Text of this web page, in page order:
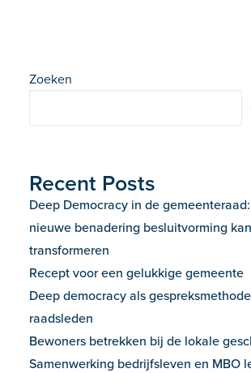
Zoeken
Recent Posts
Deep Democracy in de
nieuwe benadering besluitvorming kan
transformeren
Recept voor een gelukkige gemeente
Deep democracy als
raadsleden
Bewoners betrekken bij de lokale
Samenwerking bedrijfsleven en MBO